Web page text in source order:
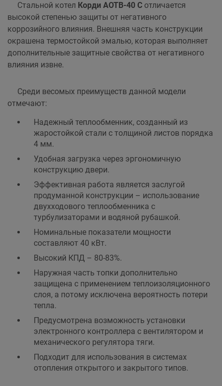
Стальной котел Корди АОТВ-40 С отличается
высокой степенью защиты от негативного
коррозийного влияния. Внешняя часть конструкции
окрашена термостойкой эмалью, которая выполняет
дополнительные защитные свойства от негативного
влияния извне.
Среди весомых преимуществ данной модели
отмечают:
Надежный теплообменник, созданный из
жаростойкой стали с толщиной листов порядка
4 мм.
Удобная загрузка через эргономичную
конструкцию двери.
Эффективная работа является заслугой
продуманной конструкции – использование
двухходового теплообменника с
турбулизаторами и водяной рубашкой.
Номинальные показатели мощности
составляют 40 кВт.
Высокий КПД – 80-83%.
Наружная часть топки дополнительно
защищена с применением теплоизоляционного
слоя, а потому исключена вероятность потери
тепла.
Предусмотрена возможность установки
электронного контроллера с вентилятором и
механического регулятора тяги.
Подходит для использования в системах
отопления открытого и закрытого типов.